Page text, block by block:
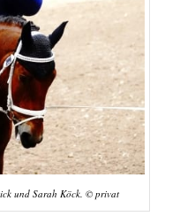
und Sarah Köck. © privat